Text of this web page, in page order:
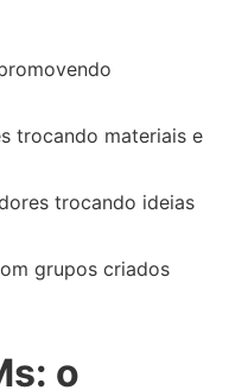
trocando materiais e
trocando ideias
grupos criados
o